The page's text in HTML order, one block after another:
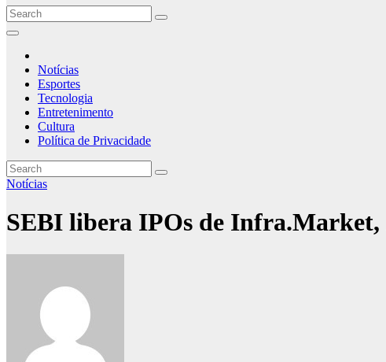
Notícias
Esportes
Tecnologia
Entretenimento
Cultura
Política de Privacidade
Notícias
SEBI libera IPOs de Infra.Market,